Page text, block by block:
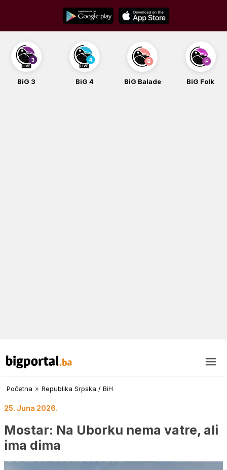
content
BiG 3 BiG 4 BiG Balade BiG Folk
Početna » Republika Srpska / BiH
25. Juna 2026.
Mostar: Na Uborku nema vatre, ali
ima dima